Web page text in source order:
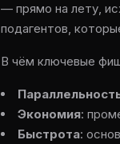
— прямо на лету,
подагентов,
В чём ключевые
Экономия:
Быстрота: